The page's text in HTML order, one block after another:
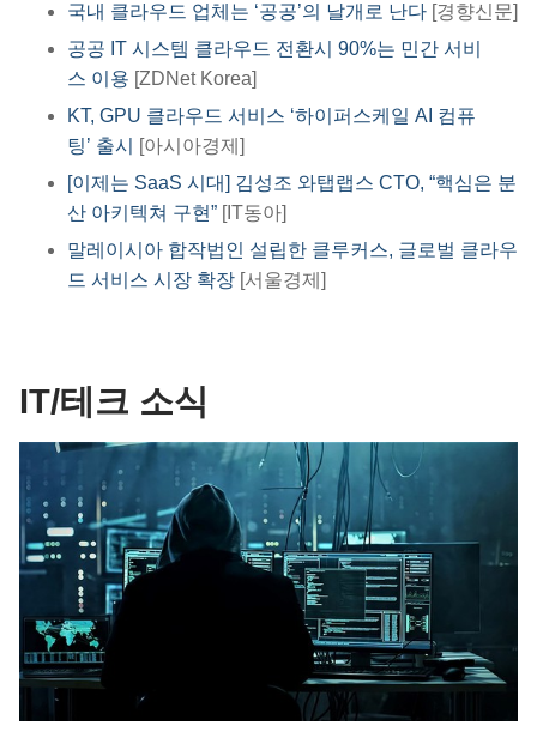
국내 클라우드 업체는 ‘공공’의 날개로 난다 [경향신문]​
공공 IT 시스템 클라우드 전환시 90%는 민간 서비
스 이용 [ZDNet Korea]
KT, GPU 클라우드 서비스 ‘하이퍼스케일 AI 컴퓨
팅’ 출시
[아시아경제]​
[이제는 SaaS 시대] 김성조 와탭랩스 CTO, “핵심은 분
산 아키텍쳐 구현” [IT동아]
말레이시아 합작법인 설립한 클루커스, 글로벌 클라우
드 서비스 시장 확장 [서울경제]
IT/테크 소식